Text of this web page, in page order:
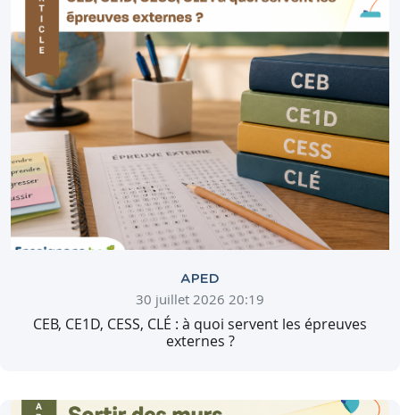
APED
30 juillet 2026 20:19
CEB, CE1D, CESS, CLÉ : à quoi servent les épreuves
externes ?